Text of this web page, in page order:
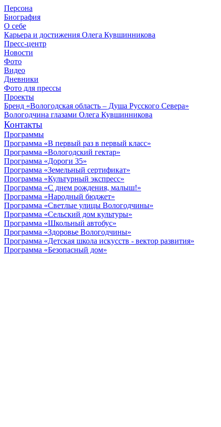
Персона
Биография
О себе
Карьера и достижения Олега Кувшинникова
Пресс-центр
Новости
Фото
Видео
Дневники
Фото для прессы
Проекты
Бренд «Вологодская область – Душа Русского Севера»
Вологодчина глазами Олега Кувшинникова
Контакты
Программы
Программа «В первый раз в первый класс»
Программа «Вологодский гектар»
Программа «Дороги 35»
Программа «Земельный сертификат»
Программа «Культурный экспресс»
Программа «С днем рождения, малыш!»
Программа «Народный бюджет»
Программа «Светлые улицы Вологодчины»
Программа «Сельский дом культуры»
Программа «Школьный автобус»
Программа «Здоровье Вологодчины»
Программа «Детская школа искусств - вектор развития»
Программа «Безопасный дом»